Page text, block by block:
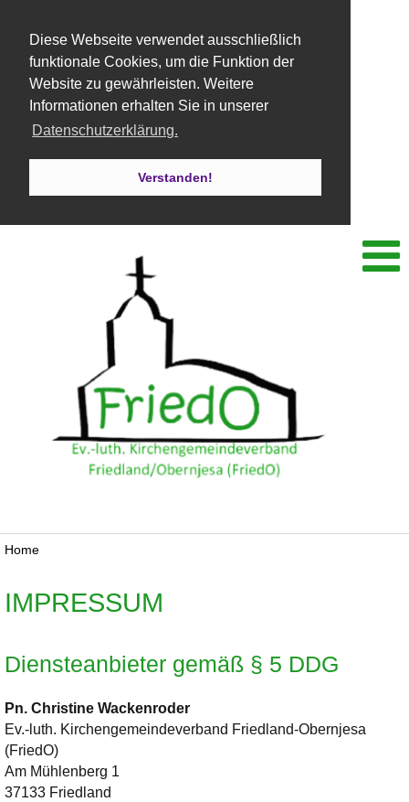
Diese Webseite verwendet ausschließlich
funktionale Cookies, um die Funktion der
Website zu gewährleisten. Weitere
Informationen erhalten Sie in unserer
Datenschutzerklärung.
Verstanden!
Home
IMPRESSUM
Diensteanbieter gemäß § 5 DDG
Pn. Christine Wackenroder
Ev.-luth. Kirchengemeindeverband Friedland-Obernjesa
(FriedO)
Am Mühlenberg 1
37133 Friedland